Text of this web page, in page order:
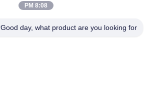
8:08 PM
Good day, what product are you looking for?